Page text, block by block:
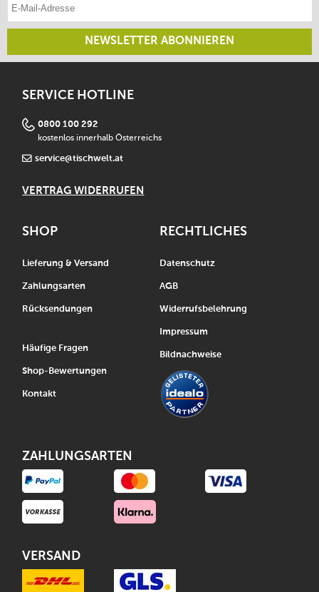
NEWSLETTER ABONNIEREN
SERVICE HOTLINE
0800 100 292
kostenlos innerhalb Österreichs
service@tischwelt.at
VERTRAG WIDERRUFEN
SHOP
Lieferung & Versand
Zahlungsarten
Rücksendungen
Häufige Fragen
Shop-Bewertungen
Kontakt
RECHTLICHES
Datenschutz
AGB
Widerrufsbelehrung
Impressum
Bildnachweise
ZAHLUNGSARTEN
VERSAND